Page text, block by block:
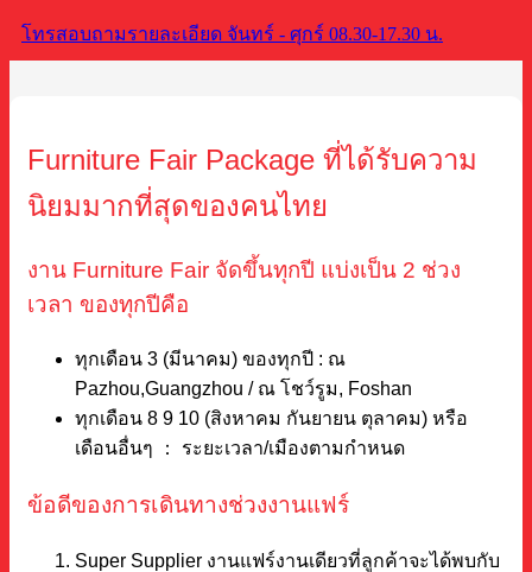
โทรสอบถามรายละเอียด จันทร์ - ศุกร์ 08.30-17.30 น.
Furniture Fair Package ที่ได้รับความ
นิยมมากที่สุดของคนไทย
งาน Furniture Fair จัดขึ้นทุกปี แบ่งเป็น 2 ช่วง
เวลา ของทุกปีคือ
ทุกเดือน 3 (มีนาคม) ของทุกปี : ณ
Pazhou,Guangzhou / ณ โชว์รูม, Foshan
ทุกเดือน 8 9 10 (สิงหาคม กันยายน ตุลาคม) หรือ
เดือนอื่นๆ ： ระยะเวลา/เมืองตามกำหนด
ข้อดีของการเดินทางช่วงงานแฟร์
Super Supplier งานแฟร์งานเดียวที่ลูกค้าจะได้พบกับ